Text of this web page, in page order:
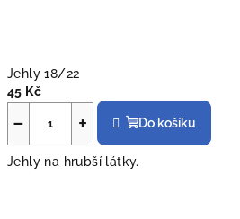
Jehly 18/22
45 Kč
+
− Do košíku
Jehly na hrubší látky.